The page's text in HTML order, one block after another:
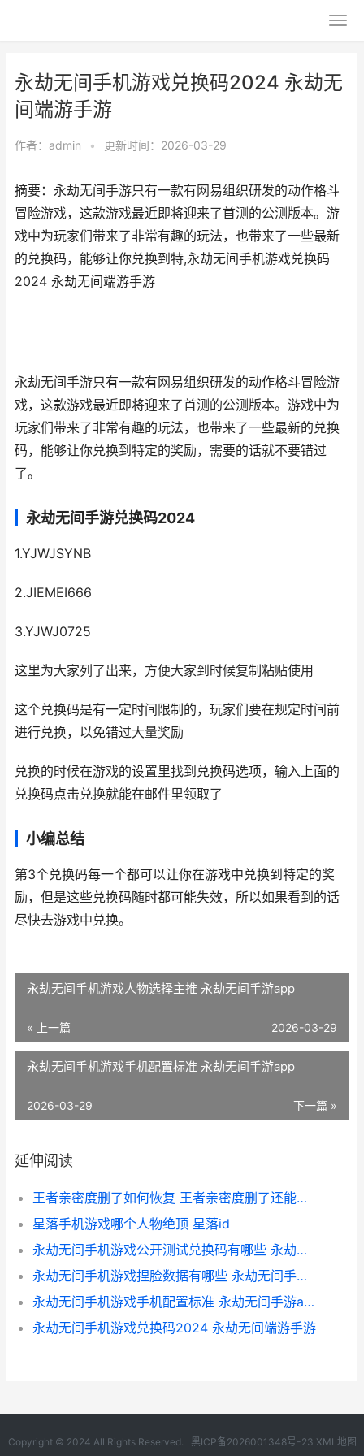
永劫无间手机游戏兑换码2024 永劫无
间端游手游
作者： admin • 更新时间：2026-03-29
摘要：永劫无间手游只有一款有网易组织研发的动作格斗
冒险游戏，这款游戏最近即将迎来了首测的公测版本。游
戏中为玩家们带来了非常有趣的玩法，也带来了一些最新
的兑换码，能够让你兑换到特,永劫无间手机游戏兑换码
2024 永劫无间端游手游
永劫无间手游只有一款有网易组织研发的动作格斗冒险游
戏，这款游戏最近即将迎来了首测的公测版本。游戏中为
玩家们带来了非常有趣的玩法，也带来了一些最新的兑换
码，能够让你兑换到特定的奖励，需要的话就不要错过
了。
永劫无间手游兑换码2024
1.YJWJSYNB
2.JIEMEI666
3.YJWJ0725
这里为大家列了出来，方便大家到时候复制粘贴使用
这个兑换码是有一定时间限制的，玩家们要在规定时间前
进行兑换，以免错过大量奖励
兑换的时候在游戏的设置里找到兑换码选项，输入上面的
兑换码点击兑换就能在邮件里领取了
小编总结
第3个兑换码每一个都可以让你在游戏中兑换到特定的奖
励，但是这些兑换码随时都可能失效，所以如果看到的话
尽快去游戏中兑换。
永劫无间手机游戏人物选择主推 永劫无间手游app
« 上一篇 2026-03-29
永劫无间手机游戏手机配置标准 永劫无间手游app
下一篇 »
2026-03-29
延伸阅读
王者亲密度删了如何恢复 王者亲密度删了还能恢复嘛
星落手机游戏哪个人物绝顶 星落id
永劫无间手机游戏公开测试兑换码有哪些 永劫无间手游app
永劫无间手机游戏捏脸数据有哪些 永劫无间手机游戏
永劫无间手机游戏手机配置标准 永劫无间手游app
永劫无间手机游戏兑换码2024 永劫无间端游手游
Copyright © 2024 All Rights Reserved. 黑ICP备2026001348号-23 XML地图